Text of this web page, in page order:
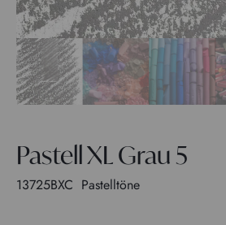
Pastell XL Grau 5
13725BXC Pastelltöne